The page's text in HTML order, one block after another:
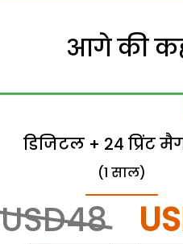
आगे की
डिजिटल + 24 प्रिंट
(1 साल)
USD48